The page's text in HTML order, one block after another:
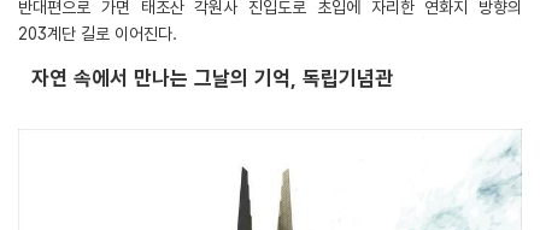
반대편으로 가면 태조산 각원사 진입도로 초입에 자리한 연화지 방향의
203계단 길로 이어진다.
자연 속에서 만나는 그날의 기억, 독립기념관